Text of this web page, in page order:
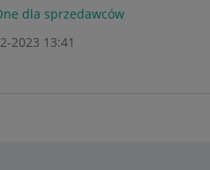
dla sprzedawców
2023 13:41